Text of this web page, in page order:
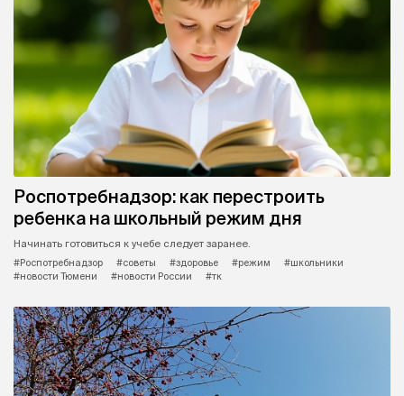
Роспотребнадзор: как перестроить
ребенка на школьный режим дня
Начинать готовиться к учебе следует заранее.
#Роспотребнадзор
#советы #здоровье #режим
#школьники
#новости Тюмени
#новости России #тк